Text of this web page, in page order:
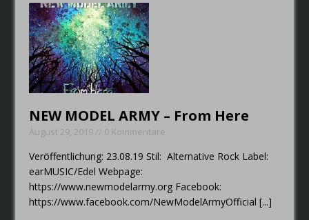
NEW MODEL ARMY – From Here
August 29, 2019 // 0 Kommentare
Veröffentlichung: 23.08.19 Stil: Alternative Rock Label:
earMUSIC/Edel Webpage:
https://www.newmodelarmy.org Facebook:
https://www.facebook.com/NewModelArmyOfficial[...]